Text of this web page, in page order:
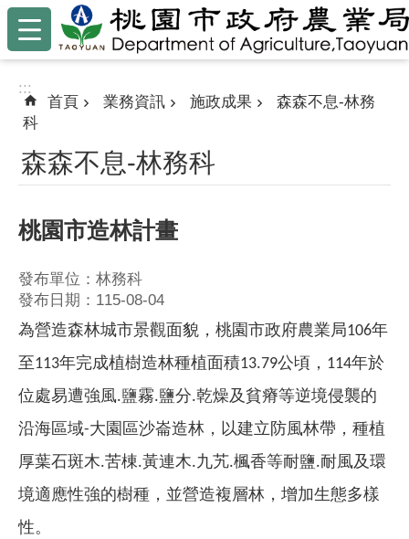
跳到主要內容區塊
:::
:::
首頁 業務資訊 施政成果
森森不息-林務
科
森森不息-林務科
桃園市造林計畫
發布單位：林務科
發布日期：115-08-04
為營造森林城市景觀面貌，桃園市政府農業局106年
至113年完成植樹造林種植面積13.79公頃，114年於
位處易遭強風.鹽霧.鹽分.乾燥及貧瘠等逆境侵襲的
沿海區域-大園區沙崙造林，以建立防風林帶，種植
厚葉石斑木.苦棟.黃連木.九艽.楓香等耐鹽.耐風及環
境適應性強的樹種，並營造複層林，增加生態多樣
性。